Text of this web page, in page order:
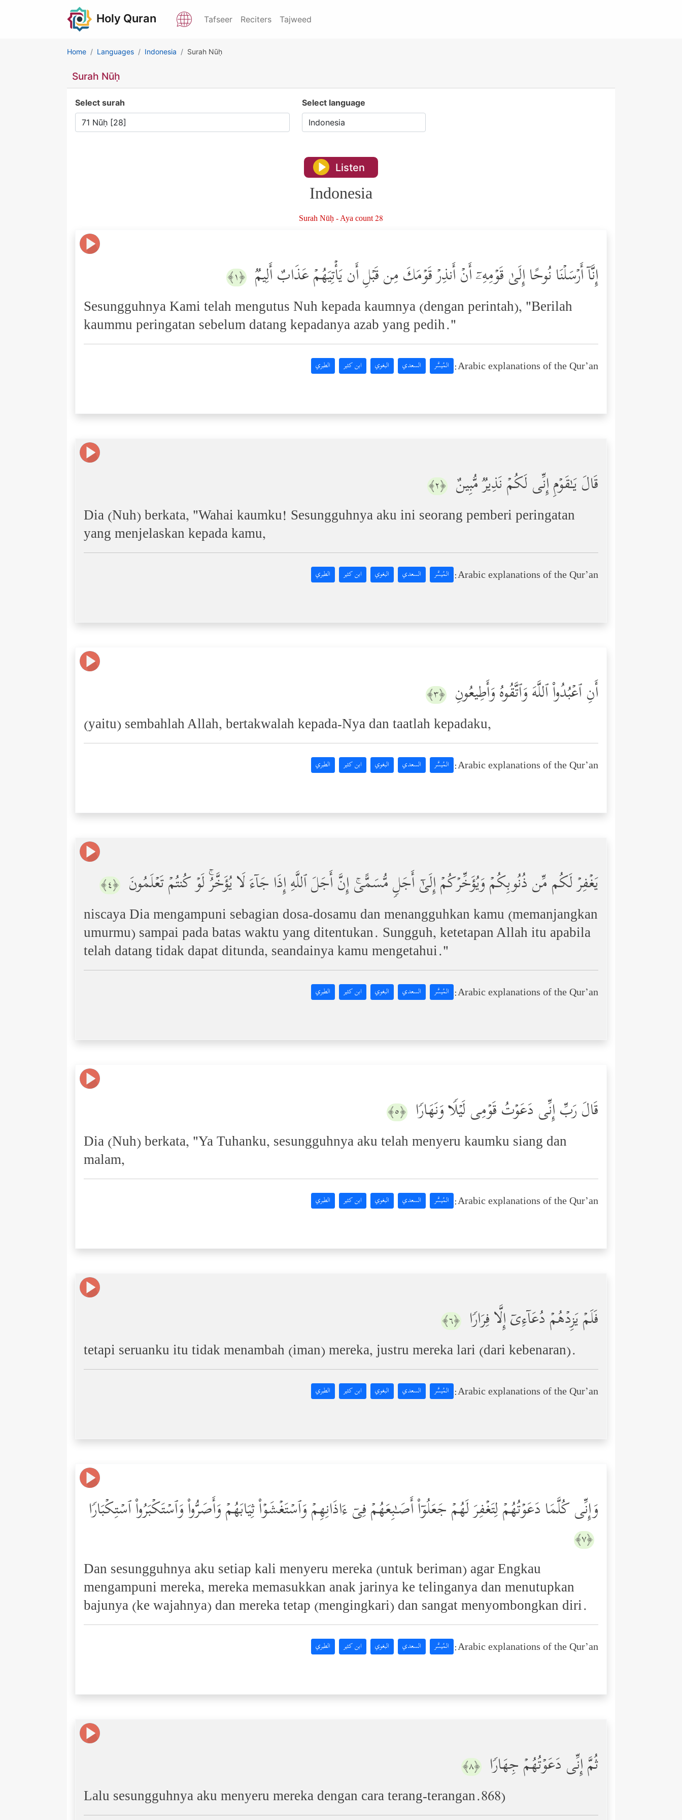
Holy Quran Tafseer Reciters Tajweed
Home Languages Indonesia Surah Nūḥ
Surah Nūḥ
Select surah Select language
Listen
Indonesia
Surah Nūḥ - Aya count 28
إِنَّاۤ أَرۡسَلۡنَا نُوحًا إِلَىٰ قَوۡمِهِۦۤ أَنۡ أَنذِرۡ قَوۡمَكَ مِن قَبۡلِ أَن یَأۡتِیَهُمۡ عَذَابٌ أَلِیمࣱ ﴿١﴾
Sesungguhnya Kami telah mengutus Nuh kepada kaumnya (dengan perintah), "Berilah
kaummu peringatan sebelum datang kepadanya azab yang pedih."
Arabic explanations of the Qur’an: المُيسَّر السعدي البغوي ابن كثير الطبري
قَالَ یَـٰقَوۡمِ إِنِّی لَكُمۡ نَذِیرࣱ مُّبِینٌ ﴿٢﴾
Dia (Nuh) berkata, "Wahai kaumku! Sesungguhnya aku ini seorang pemberi peringatan
yang menjelaskan kepada kamu,
Arabic explanations of the Qur’an: المُيسَّر السعدي البغوي ابن كثير الطبري
أَنِ ٱعۡبُدُواْ ٱللَّهَ وَٱتَّقُوهُ وَأَطِیعُونِ ﴿٣﴾
(yaitu) sembahlah Allah, bertakwalah kepada-Nya dan taatlah kepadaku,
Arabic explanations of the Qur’an: المُيسَّر السعدي البغوي ابن كثير الطبري
یَغۡفِرۡ لَكُم مِّن ذُنُوبِكُمۡ وَیُؤَخِّرۡكُمۡ إِلَىٰۤ أَجَلࣲ مُّسَمًّىۚ إِنَّ أَجَلَ ٱللَّهِ إِذَا جَاۤءَ لَا یُؤَخَّرُۚ لَوۡ كُنتُمۡ تَعۡلَمُونَ ﴿٤﴾
niscaya Dia mengampuni sebagian dosa-dosamu dan menangguhkan kamu (memanjangkan
umurmu) sampai pada batas waktu yang ditentukan. Sungguh, ketetapan Allah itu apabila
telah datang tidak dapat ditunda, seandainya kamu mengetahui."
Arabic explanations of the Qur’an: المُيسَّر السعدي البغوي ابن كثير الطبري
قَالَ رَبِّ إِنِّی دَعَوۡتُ قَوۡمِی لَیۡلࣰا وَنَهَارࣰا ﴿٥﴾
Dia (Nuh) berkata, "Ya Tuhanku, sesungguhnya aku telah menyeru kaumku siang dan
malam,
Arabic explanations of the Qur’an: المُيسَّر السعدي البغوي ابن كثير الطبري
فَلَمۡ یَزِدۡهُمۡ دُعَاۤءِیۤ إِلَّا فِرَارࣰا ﴿٦﴾
tetapi seruanku itu tidak menambah (iman) mereka, justru mereka lari (dari kebenaran).
Arabic explanations of the Qur’an: المُيسَّر السعدي البغوي ابن كثير الطبري
وَإِنِّی كُلَّمَا دَعَوۡتُهُمۡ لِتَغۡفِرَ لَهُمۡ جَعَلُوۤاْ أَصَـٰبِعَهُمۡ فِیۤ ءَاذَانِهِمۡ وَٱسۡتَغۡشَوۡاْ ثِیَابَهُمۡ وَأَصَرُّواْ وَٱسۡتَكۡبَرُواْ ٱسۡتِكۡبَارࣰا
﴿٧﴾
Dan sesungguhnya aku setiap kali menyeru mereka (untuk beriman) agar Engkau
mengampuni mereka, mereka memasukkan anak jarinya ke telinganya dan menutupkan
bajunya (ke wajahnya) dan mereka tetap (mengingkari) dan sangat menyombongkan diri.
Arabic explanations of the Qur’an: المُيسَّر السعدي البغوي ابن كثير الطبري
ثُمَّ إِنِّی دَعَوۡتُهُمۡ جِهَارࣰا ﴿٨﴾
Lalu sesungguhnya aku menyeru mereka dengan cara terang-terangan.868)